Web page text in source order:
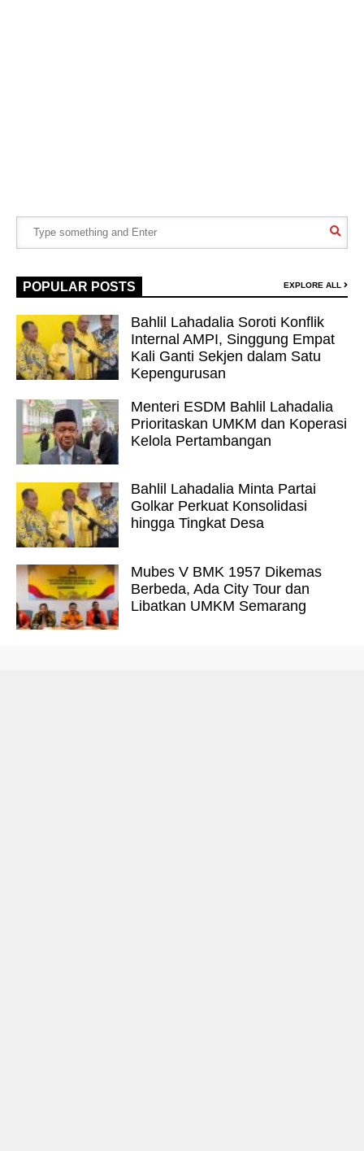
POPULAR POSTS EXPLORE ALL
Bahlil Lahadalia Soroti Konflik
Internal AMPI, Singgung Empat
Kali Ganti Sekjen dalam Satu
Kepengurusan
Menteri ESDM Bahlil Lahadalia
Prioritaskan UMKM dan Koperasi
Kelola Pertambangan
Bahlil Lahadalia Minta Partai
Golkar Perkuat Konsolidasi
hingga Tingkat Desa
Mubes V BMK 1957 Dikemas
Berbeda, Ada City Tour dan
Libatkan UMKM Semarang